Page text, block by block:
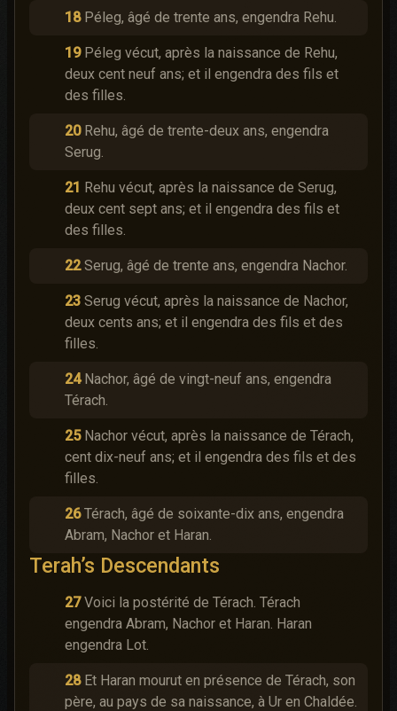
18 Péleg, âgé de trente ans, engendra Rehu.
19 Péleg vécut, après la naissance de Rehu,
deux cent neuf ans; et il engendra des fils et
des filles.
20 Rehu, âgé de trente-deux ans, engendra
Serug.
21 Rehu vécut, après la naissance de Serug,
deux cent sept ans; et il engendra des fils et
des filles.
22 Serug, âgé de trente ans, engendra Nachor.
23 Serug vécut, après la naissance de Nachor,
deux cents ans; et il engendra des fils et des
filles.
24 Nachor, âgé de vingt-neuf ans, engendra
Térach.
25 Nachor vécut, après la naissance de Térach,
cent dix-neuf ans; et il engendra des fils et des
filles.
26 Térach, âgé de soixante-dix ans, engendra
Abram, Nachor et Haran.
Terah’s Descendants
27 Voici la postérité de Térach. Térach
engendra Abram, Nachor et Haran. Haran
engendra Lot.
28 Et Haran mourut en présence de Térach, son
père, au pays de sa naissance, à Ur en Chaldée.